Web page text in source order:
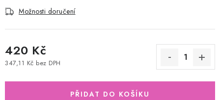
Možnosti doručení
420 Kč
347,11 Kč bez DPH
PŘIDAT DO KOŠÍKU